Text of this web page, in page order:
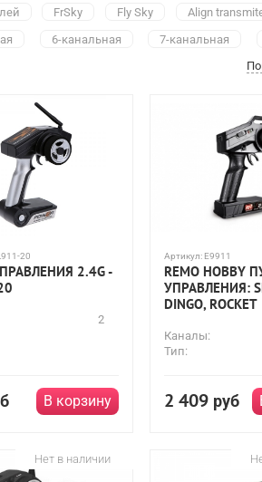
FrSky Fly Sky Align
6-канальная 7-канальная
20
2.4G -
2
В корзину
Артикул: E9911
REMO HOBBY
УПРАВЛЕНИЯ:
DINGO, ROCKET
Каналы:
Тип:
2 409 руб
Нет в наличии